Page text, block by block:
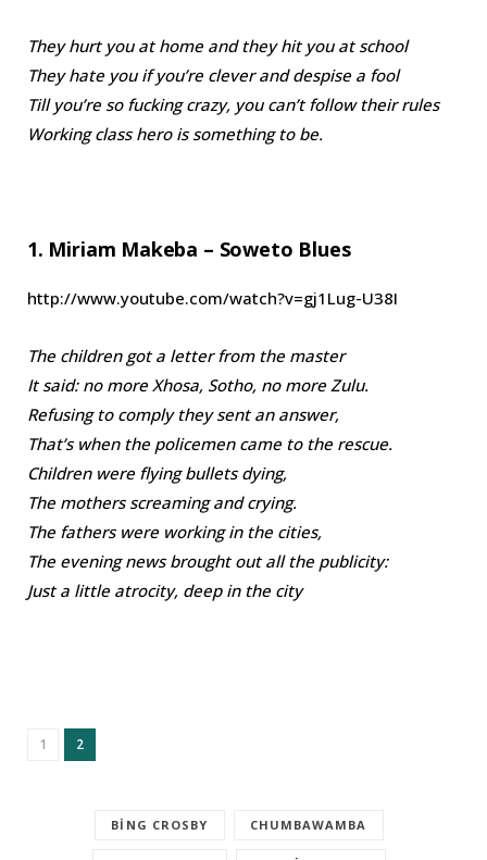
They hurt you at home and they hit you at school
They hate you if you’re clever and despise a fool
Till you’re so fucking crazy, you can’t follow their rules
Working class hero is something to be.
1. Miriam Makeba – Soweto Blues
http://www.youtube.com/watch?v=gj1Lug-U38I
The children got a letter from the master
It said: no more Xhosa, Sotho, no more Zulu.
Refusing to comply they sent an answer,
That’s when the policemen came to the rescue.
Children were flying bullets dying,
The mothers screaming and crying.
The fathers were working in the cities,
The evening news brought out all the publicity:
Just a little atrocity, deep in the city
1 2
BING CROSBY CHUMBAWAMBA